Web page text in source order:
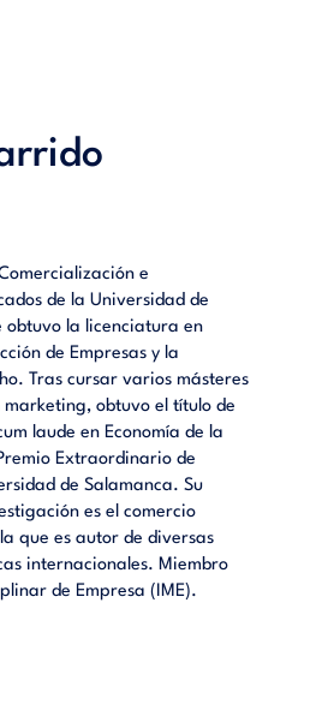
e
de la Universidad de
obtuvo la licenciatura en
de Empresas y la
Tras cursar varios másteres
obtuvo el título de
laude en Economía de la
Extraordinario de
de Salamanca. Su
es el comercio
que es autor de diversas
internacionales. Miembro
de Empresa (IME).